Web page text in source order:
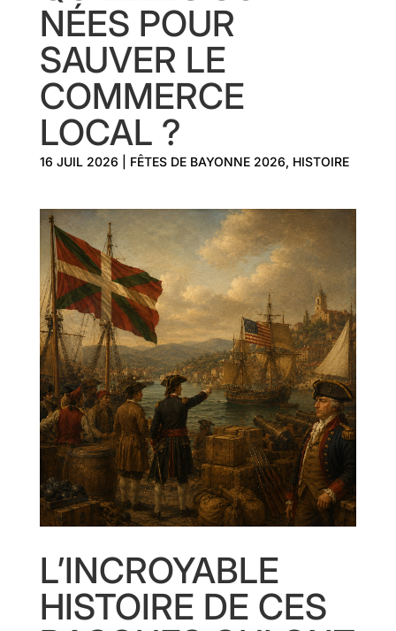
NÉES POUR
SAUVER LE
COMMERCE
LOCAL ?
16 JUIL 2026 FÊTES DE BAYONNE 2026, HISTOIRE
L’INCROYABLE
HISTOIRE DE CES